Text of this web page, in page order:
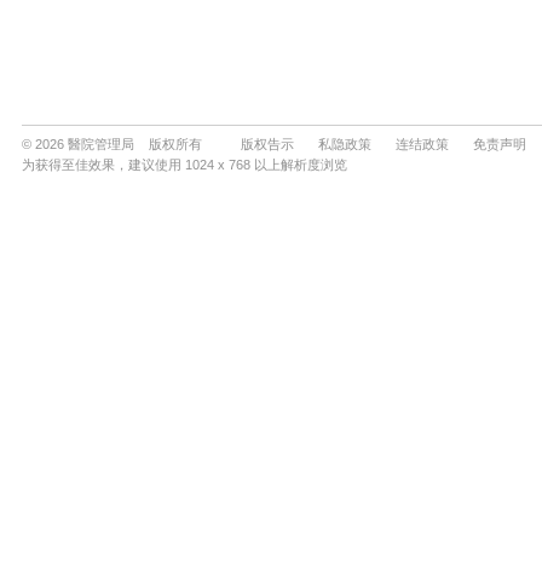
© 2026 醫院管理局 版权所有 版权告示 私隐政策 连结政策
免责声明
为获得至佳效果，建议使用 1024 x 768 以上解析度浏览